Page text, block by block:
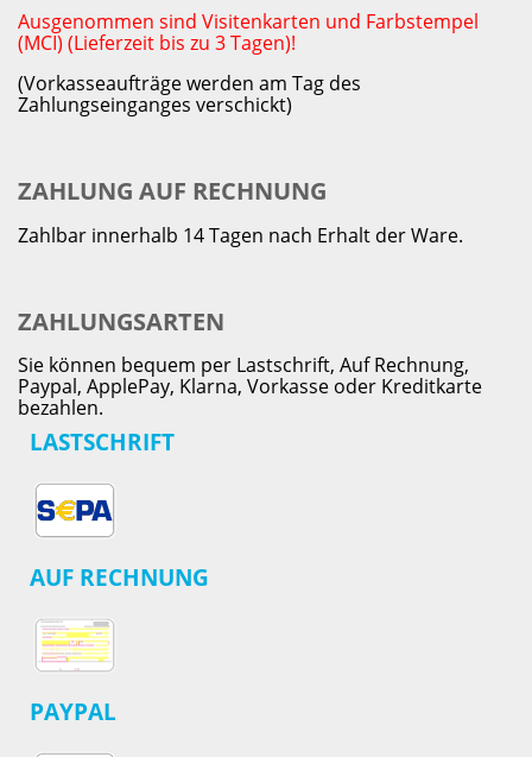
Ausgenommen sind Visitenkarten und Farbstempel
(MCI) (Lieferzeit bis zu 3 Tagen)!
(Vorkasseaufträge werden am Tag des
Zahlungseinganges verschickt)
ZAHLUNG AUF RECHNUNG
Zahlbar innerhalb 14 Tagen nach Erhalt der Ware.
ZAHLUNGSARTEN
Sie können bequem per Lastschrift, Auf Rechnung,
Paypal, ApplePay, Klarna, Vorkasse oder Kreditkarte
bezahlen.
LASTSCHRIFT
AUF RECHNUNG
PAYPAL